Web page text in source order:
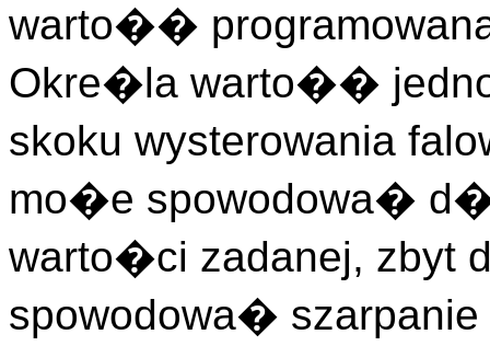
warto��
Okre�la warto��
skoku wysterowania
mo�e spowodowa�
warto�ci zadanej,
spowodowa� szarpanie